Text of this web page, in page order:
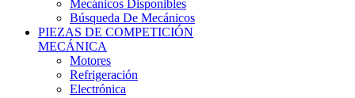
PIEZAS DE COMPETICIÓN
MECÁNICA
Motores
Refrigeración
Electrónica
Cajas De Cambio